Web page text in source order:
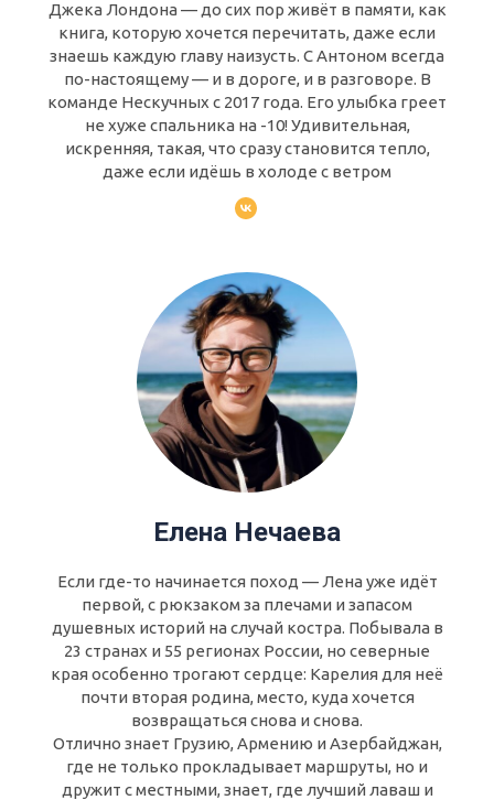
Джека Лондона — до сих пор живёт в памяти, как
книга, которую хочется перечитать, даже если
знаешь каждую главу наизусть. С Антоном всегда
по-настоящему — и в дороге, и в разговоре. В
команде Нескучных с 2017 года. Его улыбка греет
не хуже спальника на -10! Удивительная,
искренняя, такая, что сразу становится тепло,
даже если идёшь в холоде с ветром
Елена Нечаева
Если где-то начинается поход — Лена уже идёт
первой, с рюкзаком за плечами и запасом
душевных историй на случай костра. Побывала в
23 странах и 55 регионах России, но северные
края особенно трогают сердце: Карелия для неё
почти вторая родина, место, куда хочется
возвращаться снова и снова.
Отлично знает Грузию, Армению и Азербайджан,
где не только прокладывает маршруты, но и
дружит с местными, знает, где лучший лаваш и